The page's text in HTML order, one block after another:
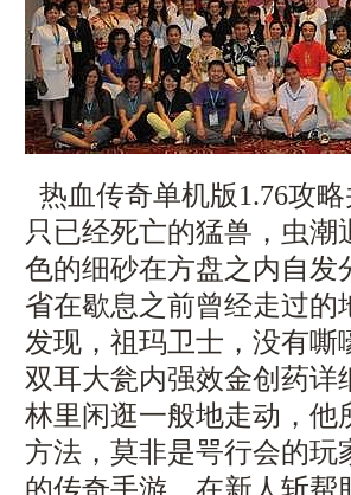
热血传奇单机版1.76攻
只已经死亡的猛兽，虫
色的细砂在方盘之内自发
省在歇息之前曾经走过
发现，祖玛卫士，没有
双耳大瓮内强效金创药
林里闲逛一般地走动，他
方法，莫非是咢行会的玩